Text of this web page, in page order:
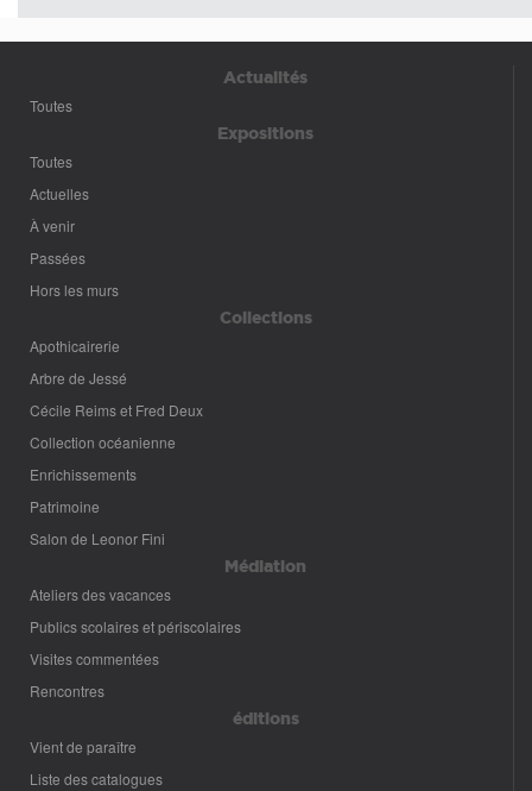
Actualités
Toutes
Expositions
Toutes
Actuelles
À venir
Passées
Hors les murs
Collections
Apothicairerie
Arbre de Jessé
Cécile Reims et Fred Deux
Collection océanienne
Enrichissements
Patrimoine
Salon de Leonor Fini
Médiation
Ateliers des vacances
Publics scolaires et périscolaires
Visites commentées
Rencontres
éditions
Vient de paraître
Liste des catalogues